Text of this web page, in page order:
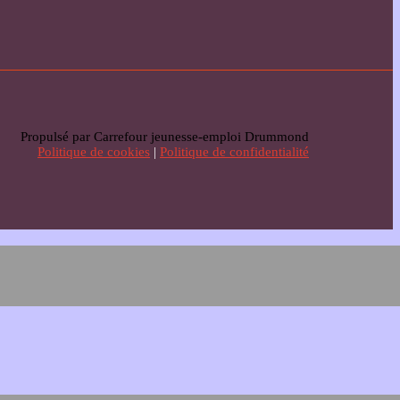
Propulsé par Carrefour jeunesse-emploi Drummond
Politique de cookies | Politique de confidentialité